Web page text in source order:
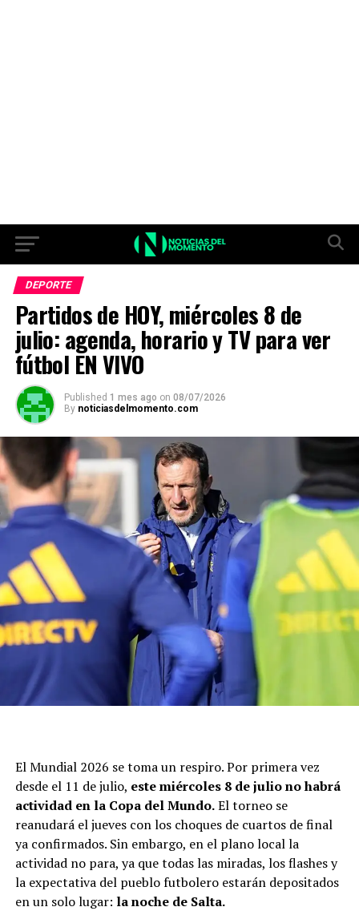
DEPORTE
Partidos de HOY, miércoles 8 de
julio: agenda, horario y TV para ver
fútbol EN VIVO
Published 1 mes ago on 08/07/2026
By noticiasdelmomento.com
El Mundial 2026 se toma un respiro. Por primera vez
desde el 11 de julio, este miércoles 8 de julio no habrá
actividad en la Copa del Mundo.El torneo se
reanudará el jueves con los choques de cuartos de final
ya confirmados. Sin embargo, en el plano local la
actividad no para, ya que todas las miradas, los flashes y
la expectativa del pueblo futbolero estarán depositados
en un solo lugar: la noche de Salta.